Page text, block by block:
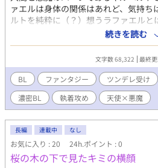
ァエルは身体の関係はあれど、気持ち
ルトを純粋に（？）想うラファエルと
はいわゆる快楽主義で貞操観念も低い
ているのが大きかった。 そんな中、
DomSubの魔法事故にあった二人は
Subという二次性に目覚めてしまい
なんてまっぴらだと思うギルベルトと
てギルベルトを思う存分満たしたい、
らいに――と思うラファエルとの攻防
続きを読む
文字数 68,322 最終
BL ファンタジー ツンデレ受け
濃密BL
執着攻め 天使×悪魔
長編 連載中 なし
お気に入り : 20 24h.ポイント : 0
桜の木の下で見たキミの横顔